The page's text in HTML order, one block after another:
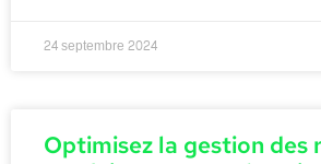
24 septembre 2024
Optimisez la gestion des